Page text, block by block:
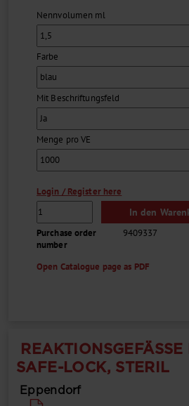
Nennvolumen ml
Farbe
Mit Beschriftungsfeld
Menge pro VE
Login / Register here
In den
Purchase order
number
9409337
Open Catalogue page as PDF
REAKTIONSGEFÄSSE
SAFE-LOCK, STERIL
Eppendorf